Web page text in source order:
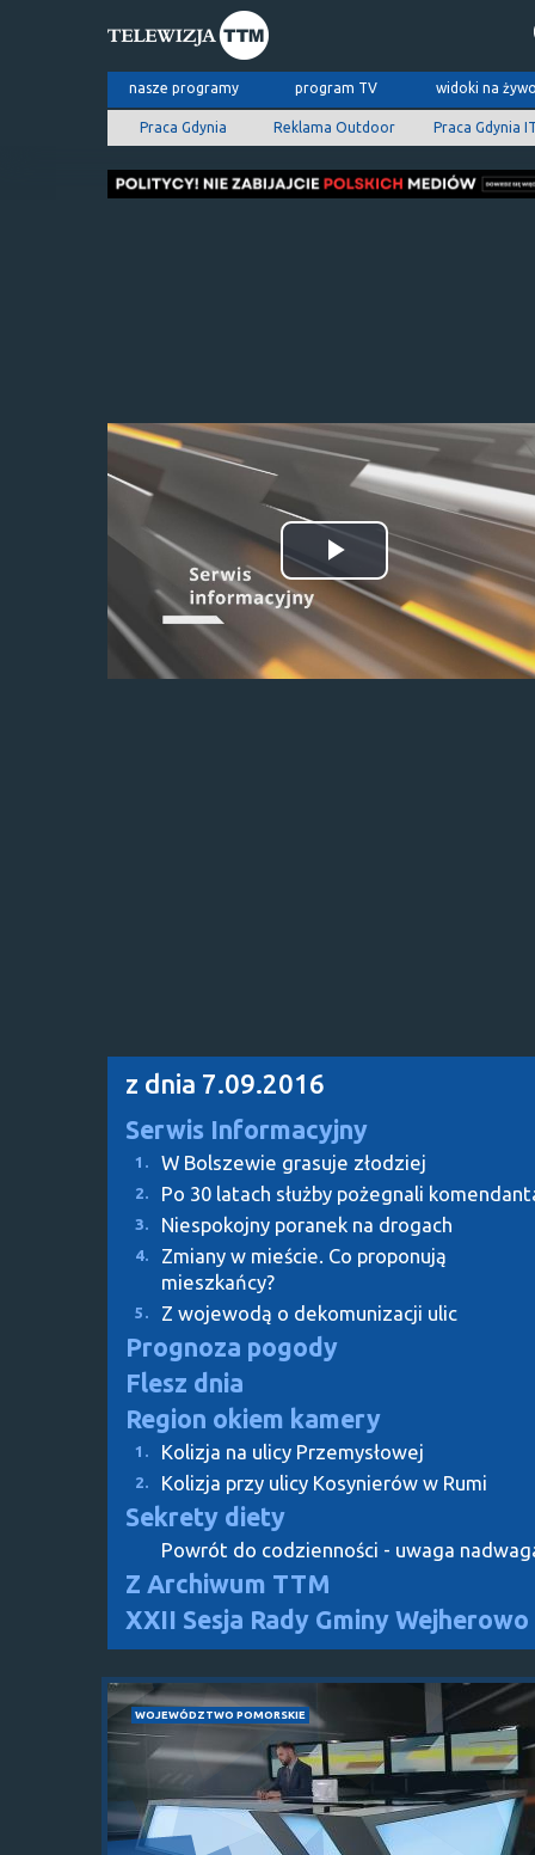
nasze programy program TV widoki na
Praca Gdynia Reklama Outdoor Praca Gdynia
Odtwórz
wideo
z dnia 7.09.2016
Serwis Informacyjny
1. W Bolszewie grasuje złodziej
2. Po 30 latach służby pożegnali
3. Niespokojny poranek na drogach
4.
Zmiany w mieście. Co proponują
mieszkańcy?
5. Z wojewodą o dekomunizacji ulic
Prognoza pogody
Flesz dnia
Region okiem kamery
1. Kolizja na ulicy Przemysłowej
2. Kolizja przy ulicy Kosynierów w Rumi
Sekrety diety
Powrót do codzienności - uwaga
Z Archiwum TTM
XXII Sesja Rady Gminy Wejherowo
WOJEWÓDZTWO POMORSKIE